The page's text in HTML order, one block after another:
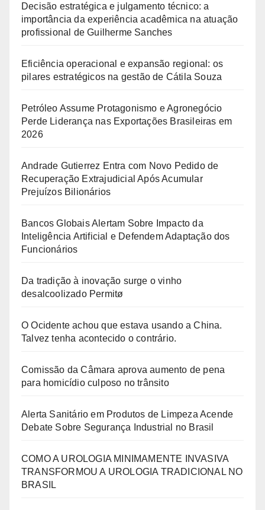
Decisão estratégica e julgamento técnico: a
importância da experiência acadêmica na atuação
profissional de Guilherme Sanches
Eficiência operacional e expansão regional: os
pilares estratégicos na gestão de Cátila Souza
Petróleo Assume Protagonismo e Agronegócio
Perde Liderança nas Exportações Brasileiras em
2026
Andrade Gutierrez Entra com Novo Pedido de
Recuperação Extrajudicial Após Acumular
Prejuízos Bilionários
Bancos Globais Alertam Sobre Impacto da
Inteligência Artificial e Defendem Adaptação dos
Funcionários
Da tradição à inovação surge o vinho
desalcoolizado Permitø
O Ocidente achou que estava usando a China.
Talvez tenha acontecido o contrário.
Comissão da Câmara aprova aumento de pena
para homicídio culposo no trânsito
Alerta Sanitário em Produtos de Limpeza Acende
Debate Sobre Segurança Industrial no Brasil
COMO A UROLOGIA MINIMAMENTE INVASIVA
TRANSFORMOU A UROLOGIA TRADICIONAL NO
BRASIL